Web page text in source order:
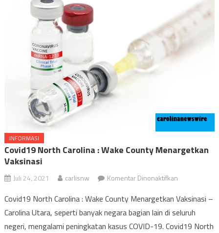
INFORMASI
Covid19 North Carolina : Wake County Menargetkan
Vaksinasi
Juli 24, 2021 carlisnw Komentar Dinonaktifkanpada
North
Carolina
:
Covid19 North Carolina : Wake County Menargetkan Vaksinasi –
Carolina Utara, seperti banyak negara bagian lain di seluruh
negeri, mengalami peningkatan kasus COVID-19. Covid19 North